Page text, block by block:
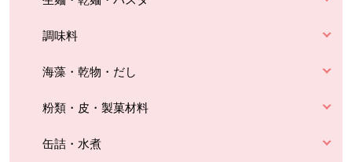
調味料
海藻・乾物・だし
粉類・皮・製菓材料
缶詰・水煮